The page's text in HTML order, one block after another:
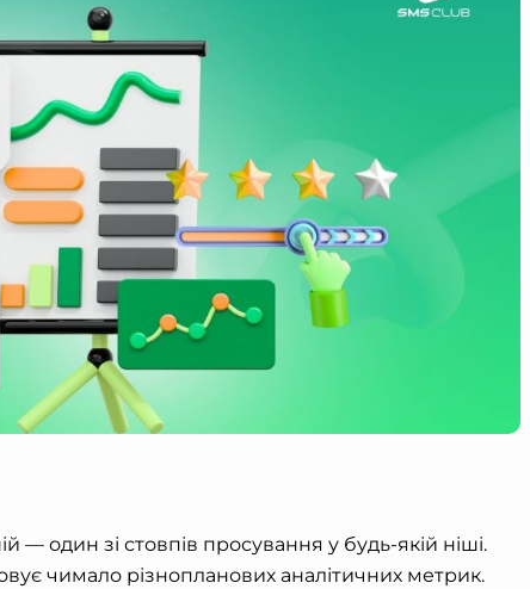
— один зі стовпів просування у будь-якій ніші.
чимало різнопланових аналітичних метрик.